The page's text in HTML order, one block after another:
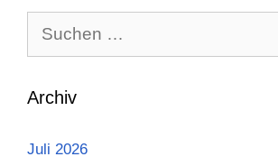
nach:
Archiv
Juli 2026